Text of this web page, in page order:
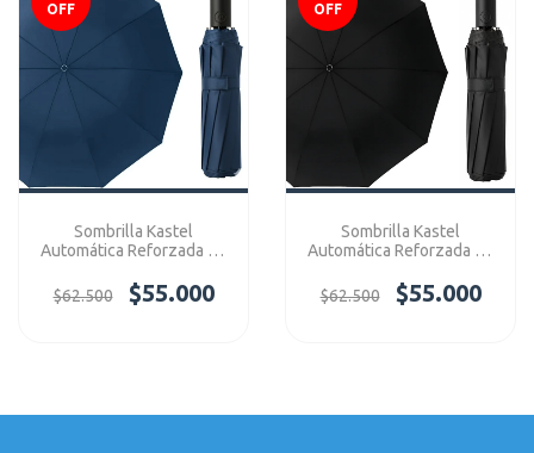
OFF
Sombrilla Kastel
Automática Reforzada 12
$62.500
$55.000
OFF
Sombrilla Kastel
Automática Reforzada 12
$62.500
$55.000